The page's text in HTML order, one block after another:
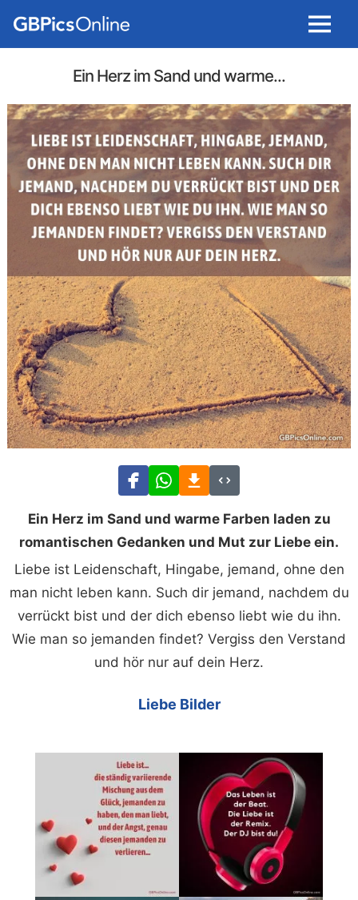
Menu
Ein Herz im Sand und warme...
Ein Herz im Sand und warme Farben laden zu
romantischen Gedanken und Mut zur Liebe ein.
Liebe ist Leidenschaft, Hingabe, jemand, ohne den
man nicht leben kann. Such dir jemand, nachdem du
verrückt bist und der dich ebenso liebt wie du ihn.
Wie man so jemanden findet? Vergiss den Verstand
und hör nur auf dein Herz.
Liebe Bilder